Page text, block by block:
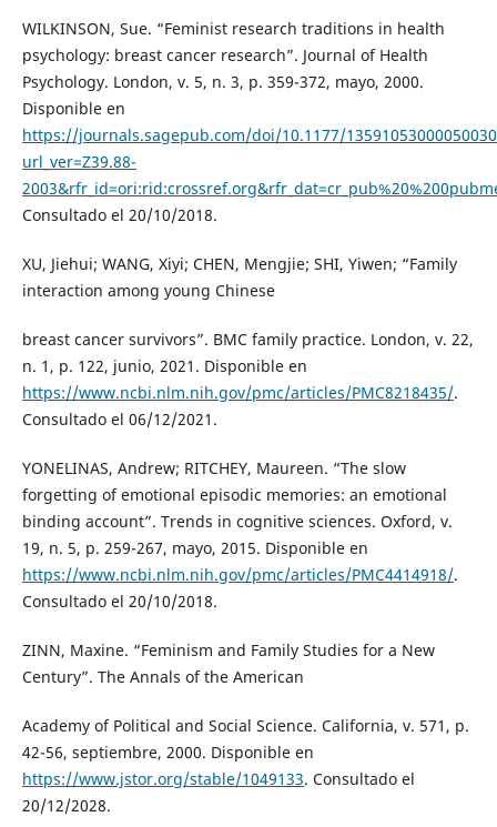
WILKINSON, Sue. “Feminist research traditions in health
psychology: breast cancer research”. Journal of Health
Psychology. London, v. 5, n. 3, p. 359-372, mayo, 2000.
Disponible en
https://journals.sagepub.com/doi/10.1177/
url_ver=Z39.88-
Consultado el 20/10/2018.
XU, Jiehui; WANG, Xiyi; CHEN, Mengjie; SHI, Yiwen; “Family
interaction among young Chinese
breast cancer survivors”. BMC family practice. London, v. 22,
n. 1, p. 122, junio, 2021. Disponible en
https://www.ncbi.nlm.nih.gov/pmc/articles/PMC8218435/.
Consultado el 06/12/2021.
YONELINAS, Andrew; RITCHEY, Maureen. “The slow
forgetting of emotional episodic memories: an emotional
binding account”. Trends in cognitive sciences. Oxford, v.
19, n. 5, p. 259-267, mayo, 2015. Disponible en
https://www.ncbi.nlm.nih.gov/pmc/articles/PMC4414918/.
Consultado el 20/10/2018.
ZINN, Maxine. “Feminism and Family Studies for a New
Century”. The Annals of the American
Academy of Political and Social Science. California, v. 571, p.
42-56, septiembre, 2000. Disponible en
https://www.jstor.org/stable/1049133. Consultado el
20/12/2028.